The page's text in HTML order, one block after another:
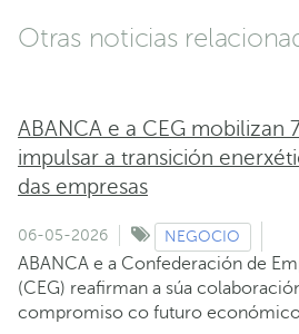
Otras noticias
ABANCA e a CEG mobilizan
impulsar a transición
das empresas
06-05-2026 NEGOCIO
ABANCA e a Confederación de
(CEG) reafirman a súa
compromiso co futuro